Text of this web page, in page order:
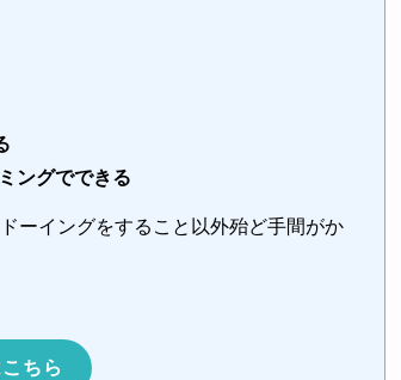
ングでできる
ーイングをすること以外殆ど手間がか
ちら